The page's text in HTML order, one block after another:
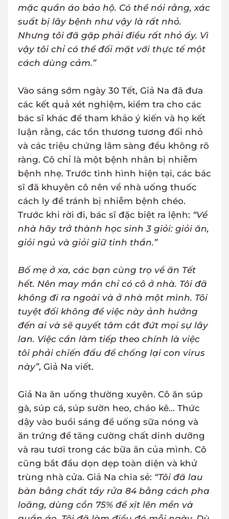
mặc quần áo bảo hộ. Có thể nói rằng, xác
suất bị lây bệnh như vậy là rất nhỏ.
Nhưng tôi đã gặp phải điều rất nhỏ ấy. Vì
vậy tôi chỉ có thể đối mặt với thực tế một
cách dùng cảm.”
Vào sáng sớm ngày 30 Tết, Giả Na đã đưa
các kết quả xét nghiệm, kiểm tra cho các
bác sĩ khác để tham khảo ý kiến và họ kết
luận rằng, các tổn thương tương đối nhỏ
và các triệu chứng lâm sàng đều không rõ
ràng. Cô chỉ là một bệnh nhân bị nhiễm
bệnh nhẹ. Trước tình hình hiện tại, các bác
sĩ đã khuyên cô nên về nhà uống thuốc
cách ly để tránh bị nhiễm bệnh chéo.
Trước khi rời đi, bác sĩ đặc biệt ra lệnh: “Về
nhà hãy trở thành học sinh 3 giỏi: giỏi ăn,
giỏi ngủ và giỏi giữ tinh thần.”
Bố mẹ ở xa, các bạn cùng trọ về ăn Tết
hết. Nên may mắn chỉ có cô ở nhà. Tôi đã
không đi ra ngoài và ở nhà một mình. Tôi
tuyệt đối không để việc này ảnh hưởng
đến ai và sẽ quyết tâm cắt đứt mọi sự lây
lan. Việc cần làm tiếp theo chính là việc
tôi phải chiến đấu để chống lại con virus
này”, Giả Na viết.
Giả Na ăn uống thường xuyên. Cô ăn súp
gà, súp cá, súp sườn heo, cháo kê… Thức
dậy vào buổi sáng để uống sữa nóng và
ăn trứng để tăng cường chất dinh dưỡng
và rau tươi trong các bữa ăn của mình. Cô
cũng bắt đầu dọn dẹp toàn diện và khử
trùng nhà cửa. Giả Na chia sẻ: “Tôi đã lau
bàn bằng chất tẩy rửa 84 bằng cách pha
loãng, dùng cồn 75% để xịt lên mền và